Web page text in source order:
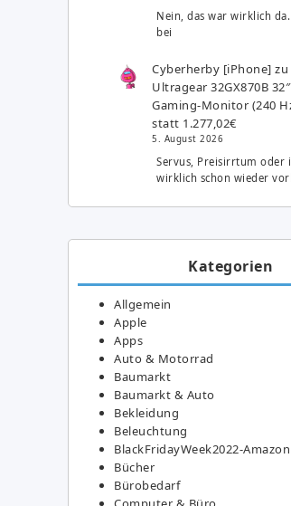
Nein, das war wirklich
bei
Cyberherby [iPhone] zu
Ultragear 32GX870B
Gaming-Monitor (240
statt 1.277,02€
5. August 2026
Servus, Preisirrtum oder
wirklich schon wieder
Kategorien
Allgemein
Apple
Apps
Auto & Motorrad
Baumarkt
Baumarkt & Auto
Bekleidung
Beleuchtung
BlackFridayWeek2022-Amazon
Bücher
Bürobedarf